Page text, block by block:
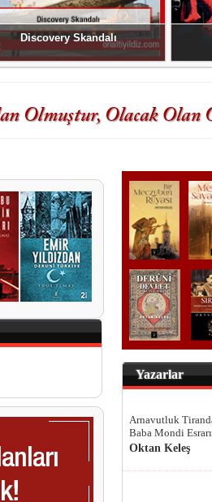
Discovery Skandalı
Yazarlar
Arnavutluk
Baba Mondi Esrarı
Oktan Keleş